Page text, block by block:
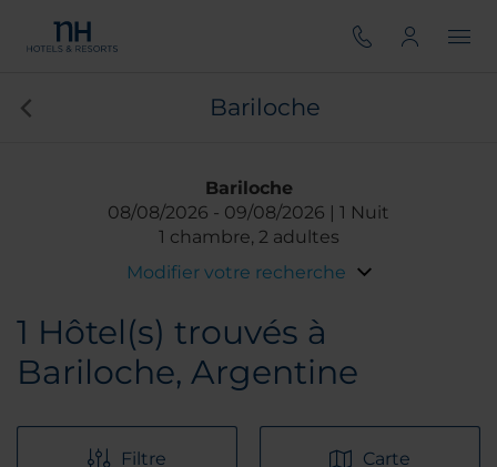
Bariloche
Bariloche
08/08/2026
09/08/2026
1 Nuit
1 chambre, 2 adultes
Modifier votre recherche
1 Hôtel(s) trouvés à
Bariloche, Argentine
Filtre Carte